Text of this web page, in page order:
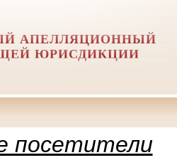
АПЕЛЛЯЦИОННЫЙ
ЮРИСДИКЦИИ
посетители